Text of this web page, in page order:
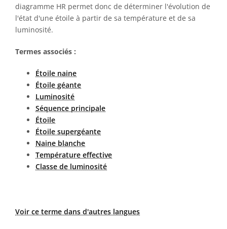
diagramme HR permet donc de déterminer l'évolution de
l'état d'une étoile à partir de sa température et de sa
luminosité.
Termes associés :
Étoile naine
Étoile géante
Luminosité
Séquence principale
Étoile
Étoile supergéante
Naine blanche
Température effective
Classe de luminosité
Voir ce terme dans d'autres langues